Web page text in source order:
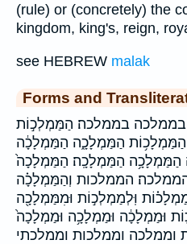
(rule) or (concretely) the
kingdom, king's, reign,
see HEBREW malak
Forms and
בממלכה׃ הַמַּמְלְכ֣וֹת
הַמַּמְלָכָ֑ה הַמַּמְלָכָ֔ה
הַמַּמְלָכָֽה׃ הַמַּמְלָכָה֙
הממלכות וְהַמַּמְלָכָ֗ה
וּֽלְמַמְלְכ֣וֹת וּמִמַּמְלָכָ֖ה
וּמַמְלָכָ֔ה וּמַמְלָכָ֥ה וּמַמְלָכָה֙
וממלכה וממלכות וממלכתי